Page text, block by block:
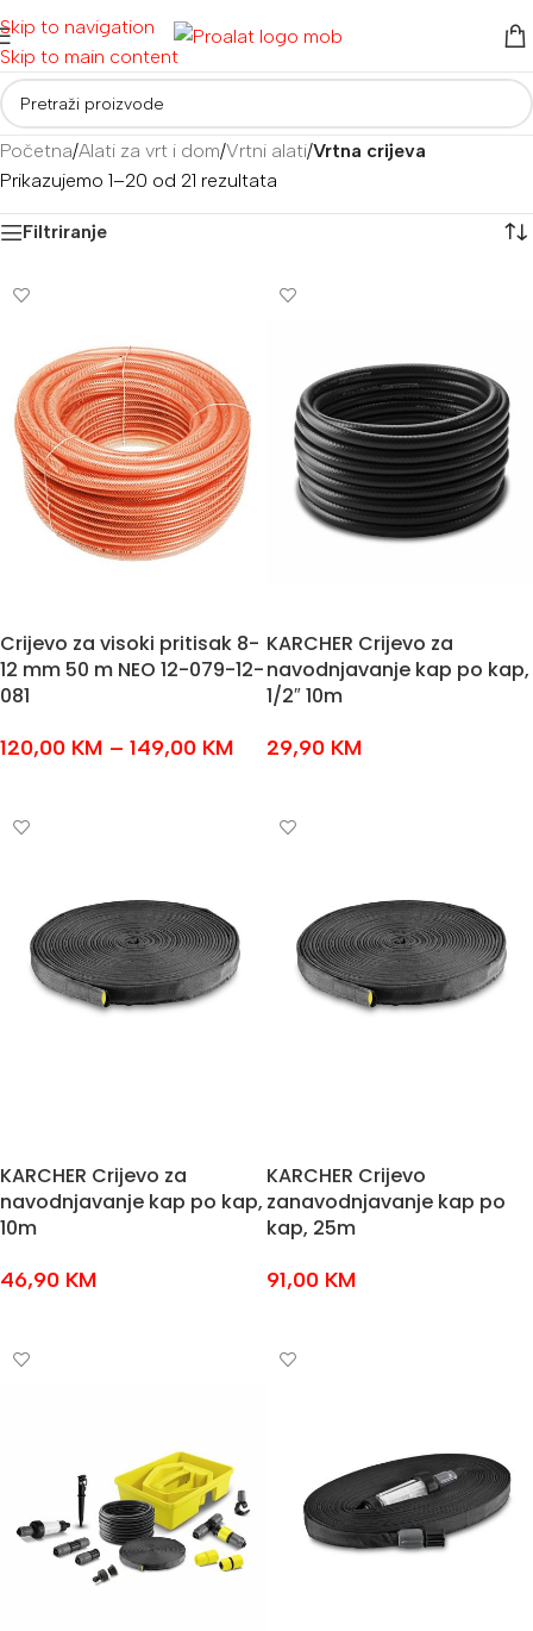
Skip to navigation
Skip to main content
Početna/Alati za vrt i dom/Vrtni alati/Vrtna crijeva
Prikazujemo 1–20 od 21 rezultata
Filtriranje
Crijevo za visoki pritisak 8-
12 mm 50 m NEO 12-079-12-
081
120,00 KM – 149,00 KM
KARCHER Crijevo za
navodnjavanje kap po kap,
1/2″ 10m
29,90 KM
KARCHER Crijevo za
navodnjavanje kap po kap,
10m
46,90 KM
KARCHER Crijevo
zanavodnjavanje kap po
kap, 25m
91,00 KM